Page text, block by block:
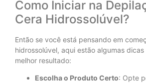
Como Iniciar na
Cera Hidrossolúvel?
Então se você está pensando em
hidrossolúvel, aqui estão algumas
melhor resultado:
Escolha o Produto Certo: Opte